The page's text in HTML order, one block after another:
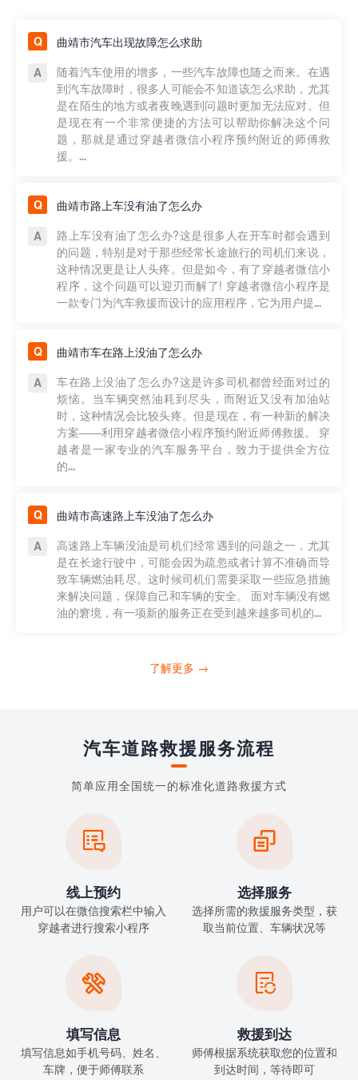
曲靖市汽车出现故障怎么求助
随着汽车使用的增多，一些汽车故障也随之而来。在遇
到汽车故障时，很多人可能会不知道该怎么求助，尤其
是在陌生的地方或者夜晚遇到问题时更加无法应对。但
是现在有一个非常便捷的方法可以帮助你解决这个问
题，那就是通过穿越者微信小程序预约附近的师傅救
援。...
曲靖市路上车没有油了怎么办
路上车没有油了怎么办?这是很多人在开车时都会遇到
的问题，特别是对于那些经常长途旅行的司机们来说，
这种情况更是让人头疼。但是如今，有了穿越者微信小
程序，这个问题可以迎刃而解了! 穿越者微信小程序是
一款专门为汽车救援而设计的应用程序，它为用户提...
曲靖市车在路上没油了怎么办
车在路上没油了怎么办?这是许多司机都曾经面对过的
烦恼。当车辆突然油耗到尽头，而附近又没有加油站
时，这种情况会比较头疼。但是现在，有一种新的解决
方案——利用穿越者微信小程序预约附近师傅救援。 穿
越者是一家专业的汽车服务平台，致力于提供全方位
的...
曲靖市高速路上车没油了怎么办
高速路上车辆没油是司机们经常遇到的问题之一，尤其
是在长途行驶中，可能会因为疏忽或者计算不准确而导
致车辆燃油耗尽。这时候司机们需要采取一些应急措施
来解决问题，保障自己和车辆的安全。 面对车辆没有燃
油的窘境，有一项新的服务正在受到越来越多司机的...
了解更多 →
汽车道路救援服务流程
简单应用全国统一的标准化道路救援方式

线上预约
用户可以在微信搜索栏中输入
穿越者进行搜索小程序

选择服务
选择所需的救援服务类型，获
取当前位置、车辆状况等

填写信息
填写信息如手机号码、姓名、
车牌，便于师傅联系

救援到达
师傅根据系统获取您的位置和
到达时间，等待即可